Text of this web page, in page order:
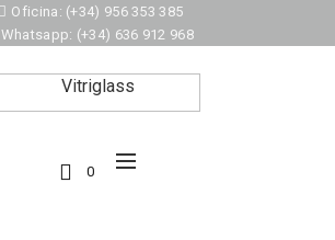
Oficina: (+34) 956 353 385
Whatsapp: (+34) 636 912 968
0